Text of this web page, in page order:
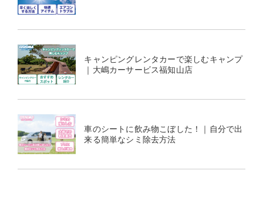
キャンピングレンタカーで楽しむキャンプ
｜大嶋カーサービス福知山店
車のシートに飲み物こぼした！｜自分で出
来る簡単なシミ除去方法